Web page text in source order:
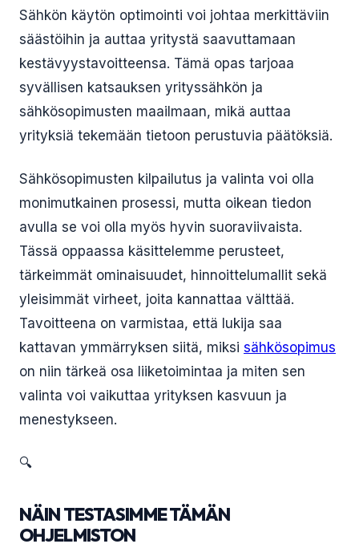
Sähkön käytön optimointi voi johtaa merkittäviin
säästöihin ja auttaa yritystä saavuttamaan
kestävyystavoitteensa. Tämä opas tarjoaa
syvällisen katsauksen yrityssähkön ja
sähkösopimusten maailmaan, mikä auttaa
yrityksiä tekemään tietoon perustuvia päätöksiä.
Sähkösopimusten kilpailutus ja valinta voi olla
monimutkainen prosessi, mutta oikean tiedon
avulla se voi olla myös hyvin suoraviivaista.
Tässä oppaassa käsittelemme perusteet,
tärkeimmät ominaisuudet, hinnoittelumallit sekä
yleisimmät virheet, joita kannattaa välttää.
Tavoitteena on varmistaa, että lukija saa
kattavan ymmärryksen siitä, miksi sähkösopimus
on niin tärkeä osa liiketoimintaa ja miten sen
valinta voi vaikuttaa yrityksen kasvuun ja
menestykseen.
🔍
NÄIN TESTASIMME TÄMÄN
OHJELMISTON